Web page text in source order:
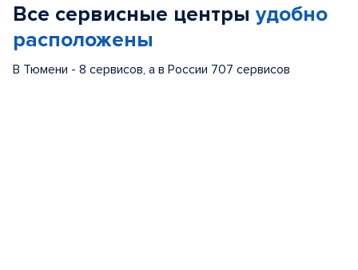
Все сервисные центры удобно
расположены
В Тюмени - 8 сервисов, а в России 707 сервисов